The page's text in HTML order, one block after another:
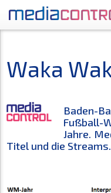
Waka
Baden-
Jahre.
Titel und die Streams.